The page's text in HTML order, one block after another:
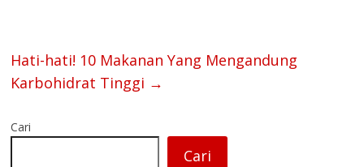
Hati-hati! 10 Makanan Yang Mengandung
Karbohidrat Tinggi →
Cari
Cari